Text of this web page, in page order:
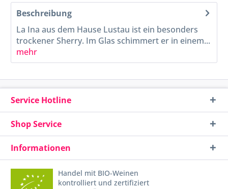
Beschreibung
La Ina aus dem Hause Lustau ist ein besonders
trockener Sherry. Im Glas schimmert er in einem...
mehr
Service Hotline
Shop Service
Informationen
Handel mit BIO-Weinen
kontrolliert und zertifiziert